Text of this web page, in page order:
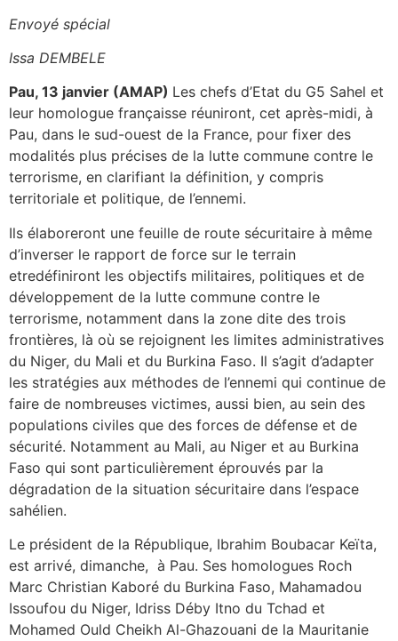
Envoyé spécial
Issa DEMBELE
Pau, 13 janvier (AMAP) Les chefs d’Etat du G5 Sahel et
leur homologue françaisse réuniront, cet après-midi, à
Pau, dans le sud-ouest de la France, pour fixer des
modalités plus précises de la lutte commune contre le
terrorisme, en clarifiant la définition, y compris
territoriale et politique, de l’ennemi.
Ils élaboreront une feuille de route sécuritaire à même
d’inverser le rapport de force sur le terrain
etredéfiniront les objectifs militaires, politiques et de
développement de la lutte commune contre le
terrorisme, notamment dans la zone dite des trois
frontières, là où se rejoignent les limites administratives
du Niger, du Mali et du Burkina Faso. Il s’agit d’adapter
les stratégies aux méthodes de l’ennemi qui continue de
faire de nombreuses victimes, aussi bien, au sein des
populations civiles que des forces de défense et de
sécurité. Notamment au Mali, au Niger et au Burkina
Faso qui sont particulièrement éprouvés par la
dégradation de la situation sécuritaire dans l’espace
sahélien.
Le président de la République, Ibrahim Boubacar Keïta,
est arrivé, dimanche, à Pau. Ses homologues Roch
Marc Christian Kaboré du Burkina Faso, Mahamadou
Issoufou du Niger, Idriss Déby Itno du Tchad et
Mohamed Ould Cheikh Al-Ghazouani de la Mauritanie